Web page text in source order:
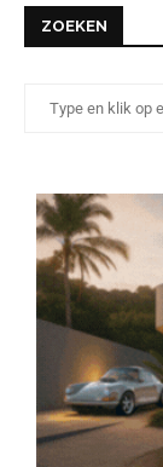
ZOEKEN